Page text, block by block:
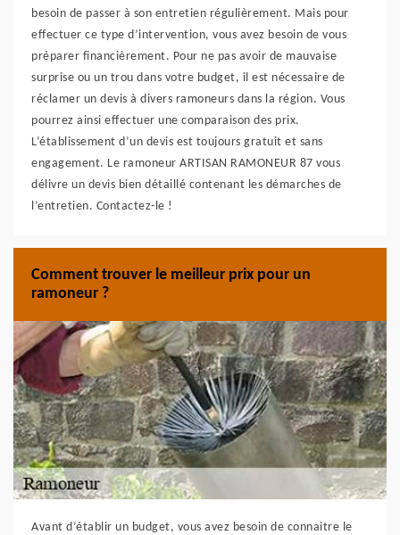
besoin de passer à son entretien régulièrement. Mais pour
effectuer ce type d’intervention, vous avez besoin de vous
préparer financièrement. Pour ne pas avoir de mauvaise
surprise ou un trou dans votre budget, il est nécessaire de
réclamer un devis à divers ramoneurs dans la région. Vous
pourrez ainsi effectuer une comparaison des prix.
L’établissement d’un devis est toujours gratuit et sans
engagement. Le ramoneur ARTISAN RAMONEUR 87 vous
délivre un devis bien détaillé contenant les démarches de
l’entretien. Contactez-le !
Comment trouver le meilleur prix pour un
ramoneur ?
Avant d’établir un budget, vous avez besoin de connaitre le